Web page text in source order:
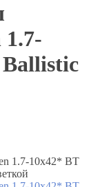
1.7-
Ballistic